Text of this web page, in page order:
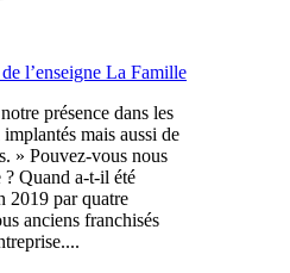
l’enseigne La Famille
présence dans les
mais aussi de
» Pouvez-vous nous
Quand a-t-il été
2019 par quatre
anciens franchisés